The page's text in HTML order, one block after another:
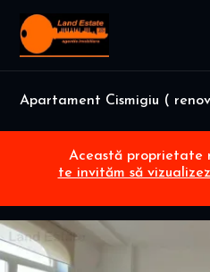
Apartament Cismigiu (
Această proprietate
te invităm să